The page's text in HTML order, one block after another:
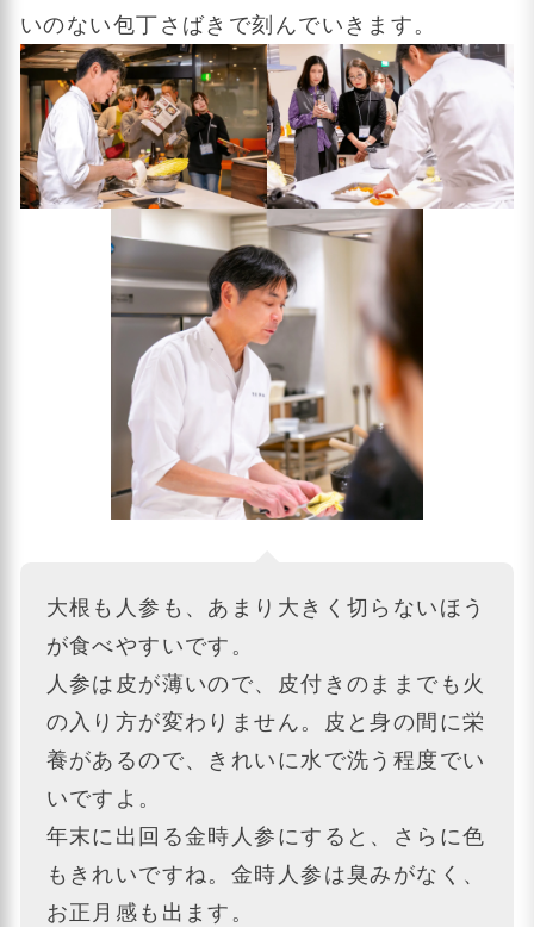
いのない包丁さばきで刻んでいきます。
大根も人参も、あまり大きく切らないほう
が食べやすいです。
人参は皮が薄いので、皮付きのままでも火
の入り方が変わりません。皮と身の間に栄
養があるので、きれいに水で洗う程度でい
いですよ。
年末に出回る金時人参にすると、さらに色
もきれいですね。金時人参は臭みがなく、
お正月感も出ます。